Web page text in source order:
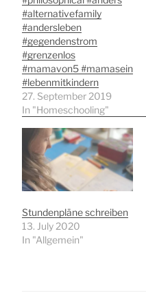
#alternativefamily
#andersleben
#gegendenstrom
#grenzenlos
#mamavon5 #mamasein
#lebenmitkindern
27. September 2019
In "Homeschooling"
Stundenpläne schreiben
13. July 2020
In "Allgemein"